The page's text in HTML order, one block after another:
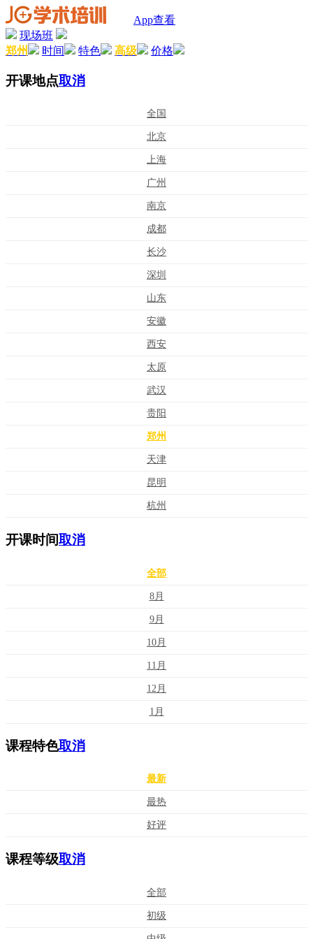
App查看
现场班
郑州
时间 特色 高级 价格
开课地点取消
全国
北京
上海
广州
南京
成都
长沙
深圳
山东
安徽
西安
太原
武汉
贵阳
郑州
天津
昆明
杭州
开课时间取消
全部
8月
9月
10月
11月
12月
1月
课程特色取消
最新
最热
好评
课程等级取消
全部
初级